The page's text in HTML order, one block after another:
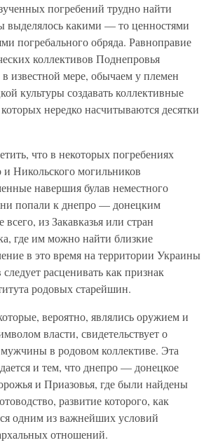
погребений трудно найти
выделялось какими — то ценностями
погребального обряда. Равноправие
коллективов Поднепровья
в известной мере, обычаем у племен
культуры создавать коллективные
нередко насчитываются десятки
что в некоторых погребениях
Никольского могильников
навершия булав неместного
попали к днепро — донецким
всего, из Закавказья или стран
где им можно найти близкие
в это время на территории Украины
расценивать как признак
родовых старейшин.
вероятно, являлись оружием и
власти, свидетельствует о
в родовом коллективе. Эта
и тем, что днепро — донецкое
и Приазовья, где были найдены
развитие которого, как
одним из важнейших условий
отношений.